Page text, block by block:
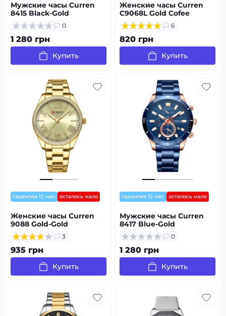
Мужские часы Curren
8415 Black-Gold
0
1 280 грн
Купить
Женские часы Curren
C9068L Gold Cofee
6
820 грн
Купить
гарантия 12 мес осталось мало
Женские часы Curren
9088 Gold-Gold
3
935 грн
Купить
гарантия 12 мес осталось мало
Мужские часы Curren
8417 Blue-Gold
0
1 280 грн
Купить